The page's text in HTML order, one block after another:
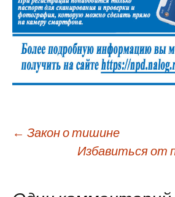
Навигация
← Закон о тишине
Избавиться от